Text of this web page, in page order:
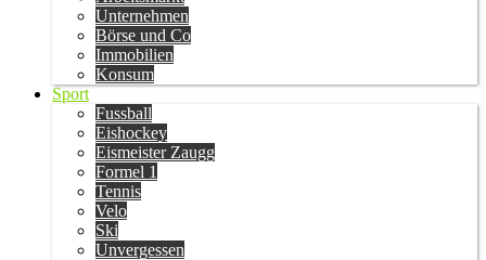
Unternehmen
Börse und Co
Immobilien
Konsum
Sport
Fussball
Eishockey
Eismeister Zaugg
Formel 1
Tennis
Velo
Ski
Unvergessen